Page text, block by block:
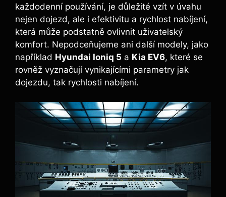
každodenní používání, je důležité vzít v úvahu
nejen dojezd, ale i efektivitu a rychlost nabíjení,
která může podstatně ovlivnit uživatelský
komfort. Nepodceňujeme ani další modely, jako
například Hyundai Ioniq 5 a Kia EV6, které se
rovněž vyznačují vynikajícími parametry jak
dojezdu, tak rychlosti nabíjení.